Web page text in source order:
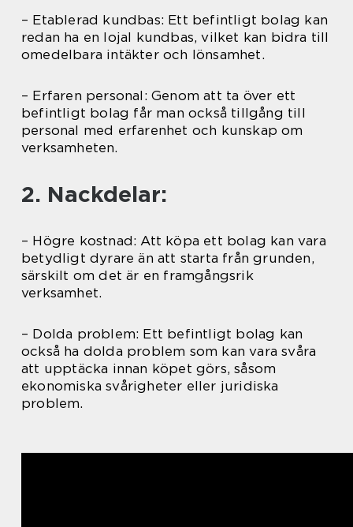
– Etablerad kundbas: Ett befintligt bolag kan
redan ha en lojal kundbas, vilket kan bidra till
omedelbara intäkter och lönsamhet.
– Erfaren personal: Genom att ta över ett
befintligt bolag får man också tillgång till
personal med erfarenhet och kunskap om
verksamheten.
2. Nackdelar:
– Högre kostnad: Att köpa ett bolag kan vara
betydligt dyrare än att starta från grunden,
särskilt om det är en framgångsrik
verksamhet.
– Dolda problem: Ett befintligt bolag kan
också ha dolda problem som kan vara svåra
att upptäcka innan köpet görs, såsom
ekonomiska svårigheter eller juridiska
problem.